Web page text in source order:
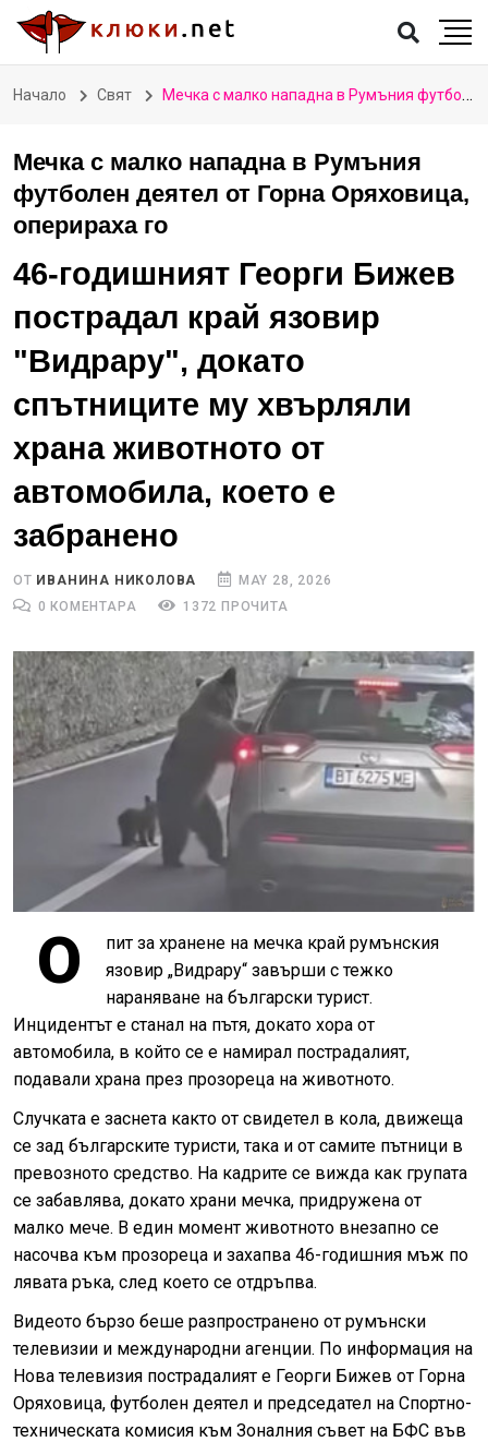
Начало Свят Мечка с малко нападна в Румъния футболен деятел от Горна Оряховица, оперираха го
Мечка с малко нападна в Румъния
футболен деятел от Горна Оряховица,
оперираха го
46-годишният Георги Бижев
пострадал край язовир
"Видрару", докато
спътниците му хвърляли
храна животното от
автомобила, което е
забранено
ОТ ИВАНИНА НИКОЛОВА
MAY 28, 2026
0 КОМЕНТАРА
1372 ПРОЧИТА
О
пит за хранене на мечка край румънския
язовир „Видрару“ завърши с тежко
нараняване на български турист.
Инцидентът е станал на пътя, докато хора от
автомобила, в който се е намирал пострадалият,
подавали храна през прозореца на животното.
Случката е заснета както от свидетел в кола, движеща
се зад българските туристи, така и от самите пътници в
превозното средство. На кадрите се вижда как групата
се забавлява, докато храни мечка, придружена от
малко мече. В един момент животното внезапно се
насочва към прозореца и захапва 46-годишния мъж по
лявата ръка, след което се отдръпва.
Видеото бързо беше разпространено от румънски
телевизии и международни агенции. По информация на
Нова телевизия пострадалият е Георги Бижев от Горна
Оряховица, футболен деятел и председател на Спортно-
техническата комисия към Зоналния съвет на БФС във